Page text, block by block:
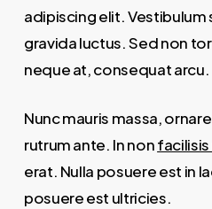
adipiscing elit.
gravida luctus. Sed non
neque at, consequat arcu.
Nunc mauris massa,
rutrum ante. In nonfacilisis
erat. Nulla posuere est in
posuere est ultricies.